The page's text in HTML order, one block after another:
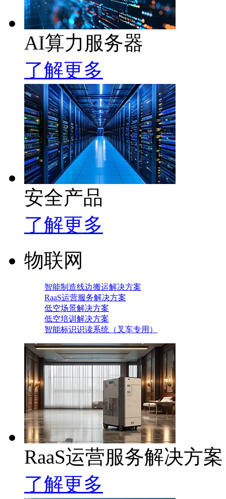
AI算力服务器
了解更多
安全产品
了解更多
物联网
智能制造线边搬运解决方案
RaaS运营服务解决方案
低空场景解决方案
低空培训解决方案
智能标识识读系统（叉车专用）
RaaS运营服务解决方案
了解更多